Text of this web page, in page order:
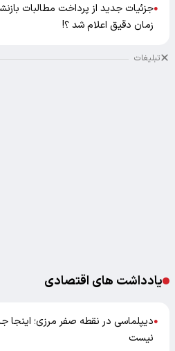
●جزئیات جدید از پرداخت مطالبات
زمان دقیق اعلام شد ؟!
تبلیغات
یادداشت های اقتصادی
●دیپلماسی در نقطه صفر مرزی؛ اینجا
نیست